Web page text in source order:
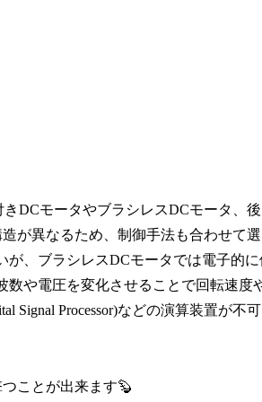
DCモータやブラシレスDCモータ、後
造が異なるため、制御手法も合わせて選
、ブラシレスDCモータでは電子的に
や電圧を変化させることで回転速度
Signal Processor)などの演算装置が不可
ことが出来ます🦫